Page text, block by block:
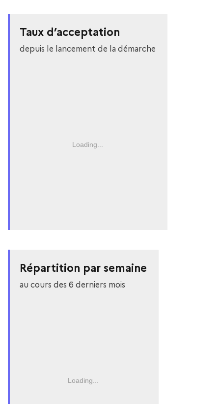
Taux d’acceptation
depuis le lancement de la démarche
Loading...
Répartition par semaine
au cours des 6 derniers mois
Loading...